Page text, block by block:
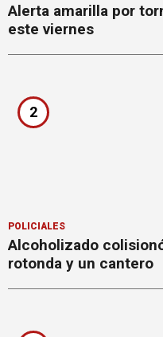
Alerta amarilla por
este viernes
2
POLICIALES
Alcoholizado
rotonda y un cantero